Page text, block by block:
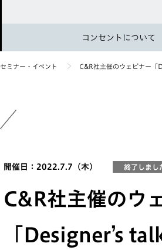
コンセントについて
セミナー・イベント C&R社主催のウェビナー
開催日：2022.7.7（木） 終了しまし
C&R社主催のウ
「Designer’s